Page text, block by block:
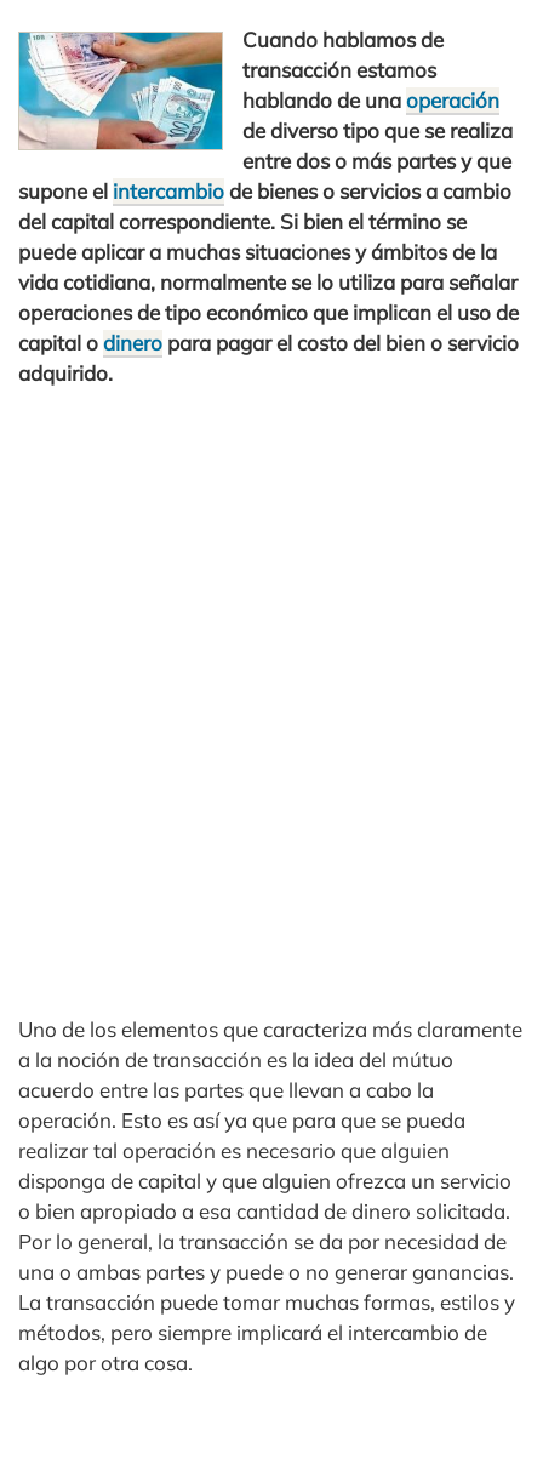
Cuando hablamos de
transacción estamos
hablando de unaoperación
de diverso tipo que se realiza
entre dos o más partes y que
supone el intercambiode bienes o servicios a cambio
del capital correspondiente. Si bien el término se
puede aplicar a muchas situaciones y ámbitos de la
vida cotidiana, normalmente se lo utiliza para señalar
operaciones de tipo económico que implican el uso de
capital odinero para pagar el costo del bien o servicio
adquirido.
Uno de los elementos que caracteriza más claramente
a la noción de transacción es la idea del mútuo
acuerdo entre las partes que llevan a cabo la
operación. Esto es así ya que para que se pueda
realizar tal operación es necesario que alguien
disponga de capital y que alguien ofrezca un servicio
o bien apropiado a esa cantidad de dinero solicitada.
Por lo general, la transacción se da por necesidad de
una o ambas partes y puede o no generar ganancias.
La transacción puede tomar muchas formas, estilos y
métodos, pero siempre implicará el intercambio de
algo por otra cosa.